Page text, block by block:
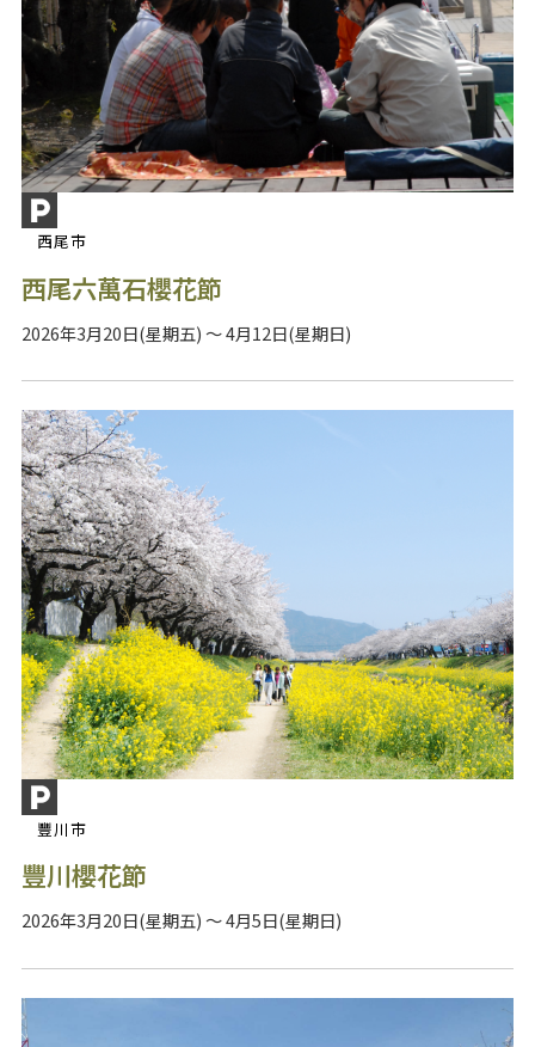
西尾市
西尾六萬石櫻花節
2026年3月20日(星期五) ～ 4月12日(星期日)
豐川市
豐川櫻花節
2026年3月20日(星期五) ～ 4月5日(星期日)